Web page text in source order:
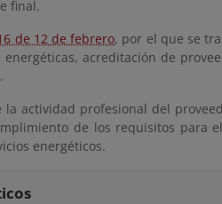
final.
de 12 de febrero, por el que se
acreditación de
actividad profesional del
de los requisitos para
energéticos.